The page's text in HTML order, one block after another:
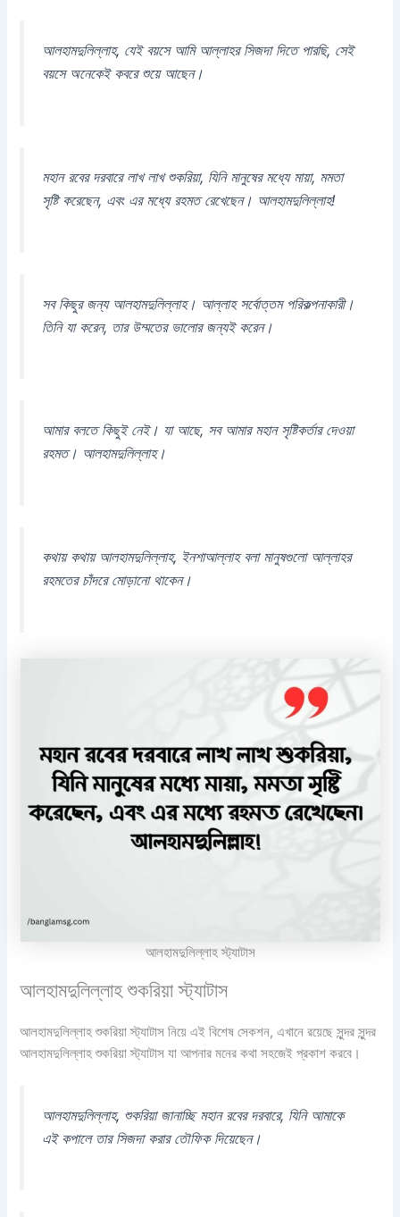
আলহামদুলিল্লাহ, যেই বয়সে আমি আল্লাহর সিজদা দিতে পারছি, সেই
বয়সে অনেকেই কবরে শুয়ে আছেন।
মহান রবের দরবারে লাখ লাখ শুকরিয়া, যিনি মানুষের মধ্যে মায়া, মমতা
সৃষ্টি করেছেন, এবং এর মধ্যে রহমত রেখেছেন। আলহামদুলিল্লাহ!
সব কিছুর জন্য আলহামদুলিল্লাহ। আল্লাহ সর্বোত্তম পরিকল্পনাকারী।
তিনি যা করেন, তার উম্মতের ভালোর জন্যই করেন।
আমার বলতে কিছুই নেই। যা আছে, সব আমার মহান সৃষ্টিকর্তার দেওয়া
রহমত। আলহামদুলিল্লাহ।
কথায় কথায় আলহামদুলিল্লাহ, ইনশাআল্লাহ বলা মানুষগুলো আল্লাহর
রহমতের চাঁদরে মোড়ানো থাকেন।
আলহামদুলিল্লাহ স্ট্যাটাস
আলহামদুলিল্লাহ শুকরিয়া স্ট্যাটাস
আলহামদুলিল্লাহ শুকরিয়া স্ট্যাটাস নিয়ে এই বিশেষ সেকশন, এখানে রয়েছে সুন্দর সুন্দর
আলহামদুলিল্লাহ শুকরিয়া স্ট্যাটাস যা আপনার মনের কথা সহজেই প্রকাশ করবে।
আলহামদুলিল্লাহ, শুকরিয়া জানাচ্ছি মহান রবের দরবারে, যিনি আমাকে
এই কপালে তার সিজদা করার তৌফিক দিয়েছেন।